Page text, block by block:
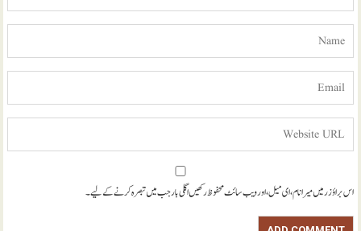
اس براؤزر میں میرا نام، ای میل، اور ویب سائٹ محفوظ رکھیں اگلی بار جب میں تبصرہ کرنے کےلیے۔